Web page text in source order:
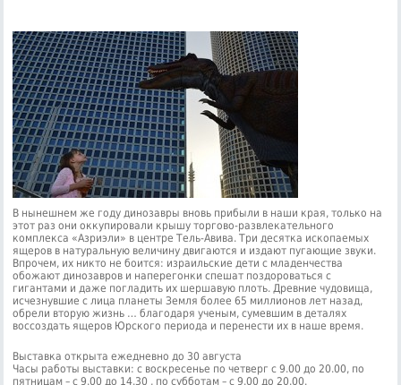
В нынешнем же году динозавры вновь прибыли в наши края, только на
этот раз они оккупировали крышу торгово-развлекательного
комплекса «Азриэли» в центре Тель-Авива. Три десятка ископаемых
ящеров в натуральную величину двигаются и издают пугающие звуки.
Впрочем, их никто не боится: израильские дети с младенчества
обожают динозавров и наперегонки спешат поздороваться с
гигантами и даже погладить их шершавую плоть. Древние чудовища,
исчезнувшие с лица планеты Земля более 65 миллионов лет назад,
обрели вторую жизнь … благодаря ученым, сумевшим в деталях
воссоздать ящеров Юрского периода и перенести их в наше время.
Выставка открыта ежедневно до 30 августа
Часы работы выставки: с воскресенье по четверг с 9.00 до 20.00, по
пятницам – с 9.00 до 14.30 , по субботам – с 9.00 до 20.00.